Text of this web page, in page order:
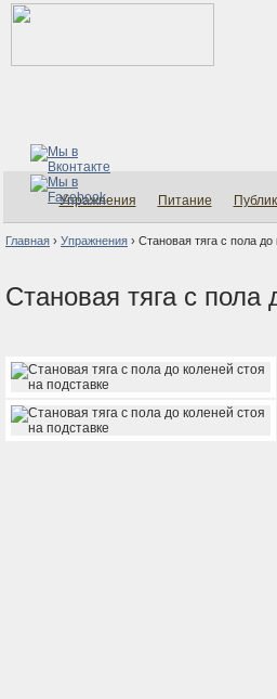
Упражнения Питание
Главная › Упражнения › Становая тяга с пола до
Становая тяга с пола